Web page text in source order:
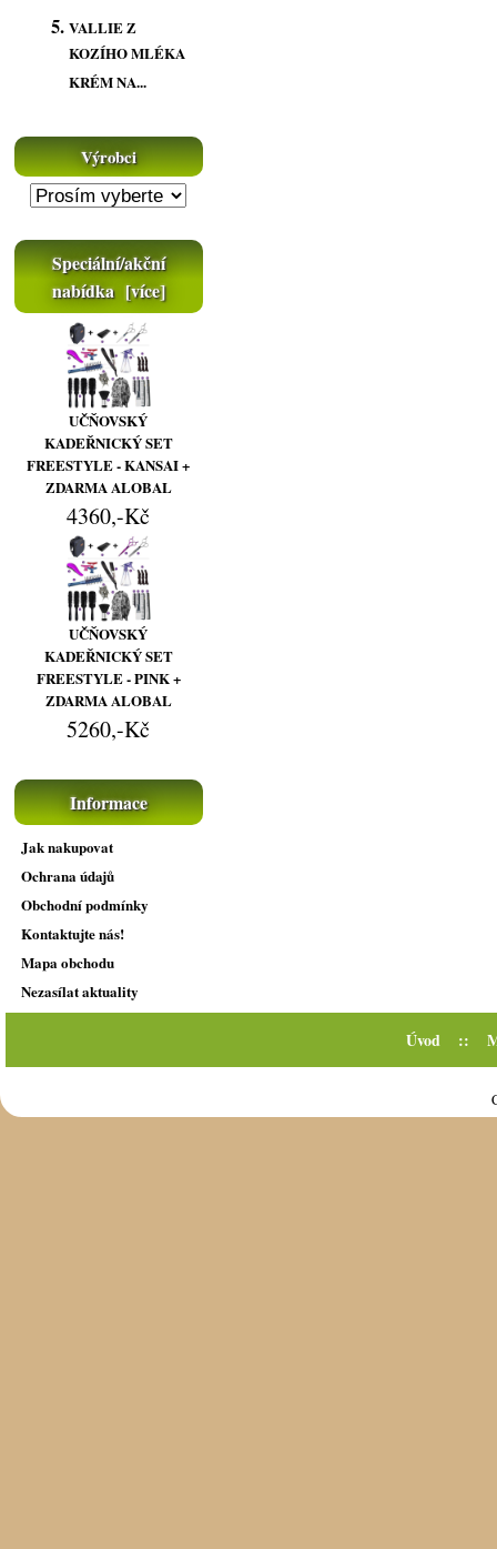
VALLIE Z
KOZÍHO MLÉKA
KRÉM NA...
Výrobci
Speciální/akční
nabídka [více]
UČŇOVSKÝ
KADEŘNICKÝ SET
FREESTYLE - KANSAI +
ZDARMA ALOBAL
4360,-Kč
UČŇOVSKÝ
KADEŘNICKÝ SET
FREESTYLE - PINK +
ZDARMA ALOBAL
5260,-Kč
Informace
Jak nakupovat
Ochrana údajů
Obchodní podmínky
Kontaktujte nás!
Mapa obchodu
Nezasílat aktuality
Úvod ::